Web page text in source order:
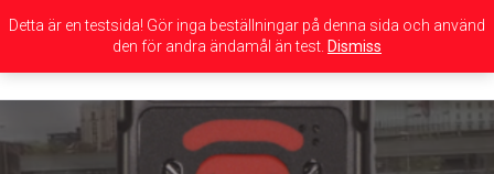
navigation
Detta är en testsida! Gör inga beställningar på denna sida och använd
den för andra ändamål än test. Dismiss